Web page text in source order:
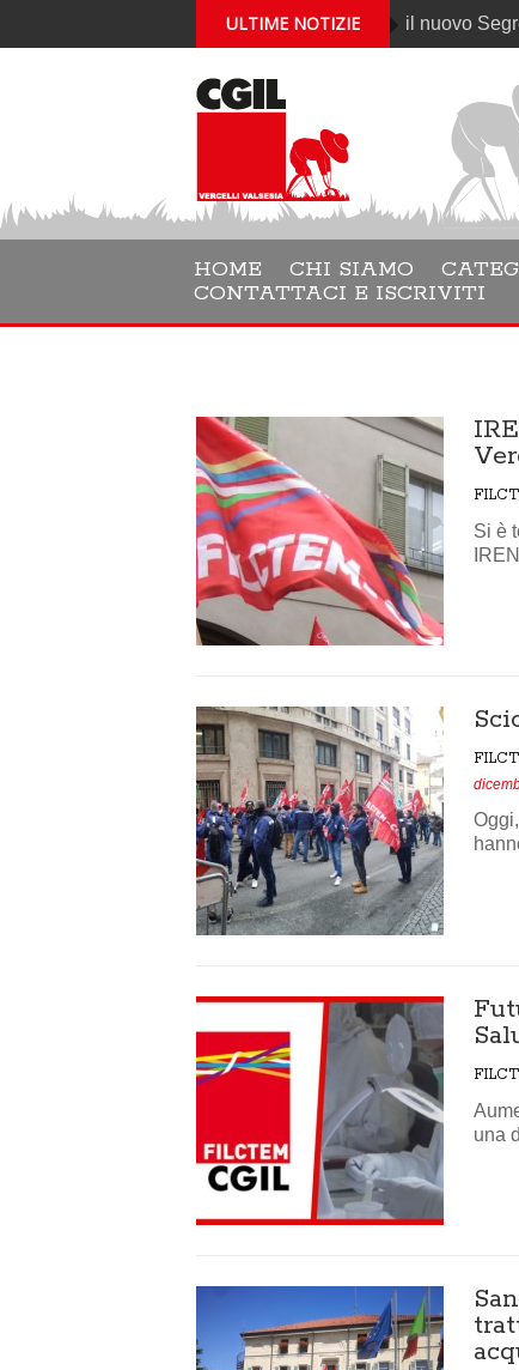
ULTIME NOTIZIE
Gabriele Cantelli è il nuovo Segretario
HOME CHI SIAMO
CONTATTACI E ISCRIVITI
Si è
una